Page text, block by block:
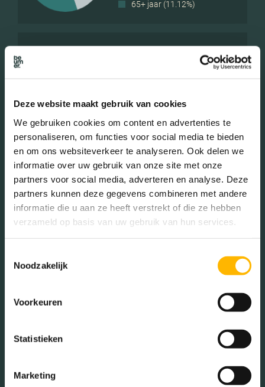
Deze website maakt gebruik van cookies
We gebruiken cookies om content en advertenties te
personaliseren, om functies voor social media te bieden
en om ons websiteverkeer te analyseren. Ook delen we
informatie over uw gebruik van onze site met onze
partners voor social media, adverteren en analyse. Deze
partners kunnen deze gegevens combineren met andere
informatie die u aan ze heeft verstrekt of die ze hebben
verzameld op basis van uw gebruik van hun services.
Noodzakelijk
Voorkeuren
Statistieken
Marketing
65+ jaar (11.12%)
Vrouwen (48.99%)
Gezinnen met kinderen
Met kinderen (50.00%)
Zonder kinderen (26.43%)
Éénpersoons huishoudens